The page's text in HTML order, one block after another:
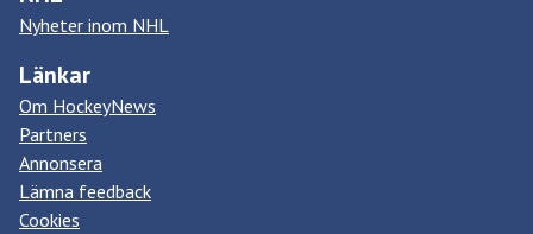
Nyheter inom NHL
Länkar
Om HockeyNews
Partners
Annonsera
Lämna feedback
Cookies